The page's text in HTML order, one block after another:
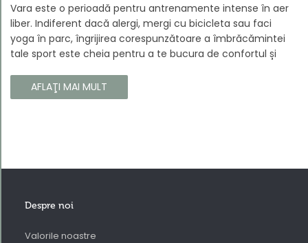
Vara este o perioadă pentru antrenamente intense în aer
liber. Indiferent dacă alergi, mergi cu bicicleta sau faci
yoga în parc, îngrijirea corespunzătoare a îmbrăcămintei
tale sport este cheia pentru a te bucura de confortul și
cum să vă îngrijiți corect îmbrăcămintea sport, astfel încât
să își păstreze proprietățile chiar și în timpul celor mai
AFLAŢI MAI MULT
Despre noi
Valorile noastre